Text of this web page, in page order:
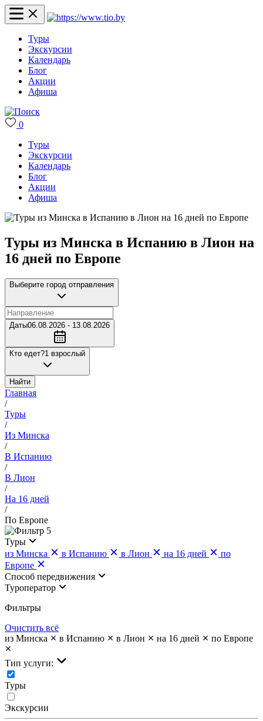
Туры
Экскурсии
Календарь
Блог
Акции
Афиша
0
Туры
Экскурсии
Календарь
Блог
Акции
Афиша
Туры из Минска в Испанию в Лион на
16 дней по Европе
Выберите город отправления
Даты06.08.2026 - 13.08.2026
Кто едет?1 взрослый
Найти
Главная
/
Туры
/
Из Минска
/
В Испанию
/
В Лион
/
На 16 дней
/
По Европе
5
Туры
из Минска
в Испанию в Лион на 16 дней
по
Европе
Cпособ передвижения
Туроператор
Фильтры
Очистить всё
из Минска
в Испанию в Лион на 16 дней по Европе
Тип услуги:
Туры
Экскурсии